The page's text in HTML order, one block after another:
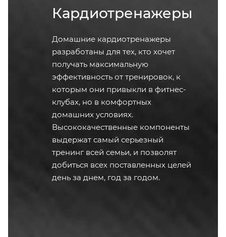
Кардиотренажеры
Домашние кардиотренажеры
разработаны для тех, кто хочет
получать максимальную
эффективность от тренировок, к
которым они привыкли в фитнес-
клубах, но в комфортных
домашних условиях.
Высококачественные компоненты
выдержат самый серьезный
тренинг всей семьи, и позволят
добиться всех поставленных целей
день за днем, год за годом.